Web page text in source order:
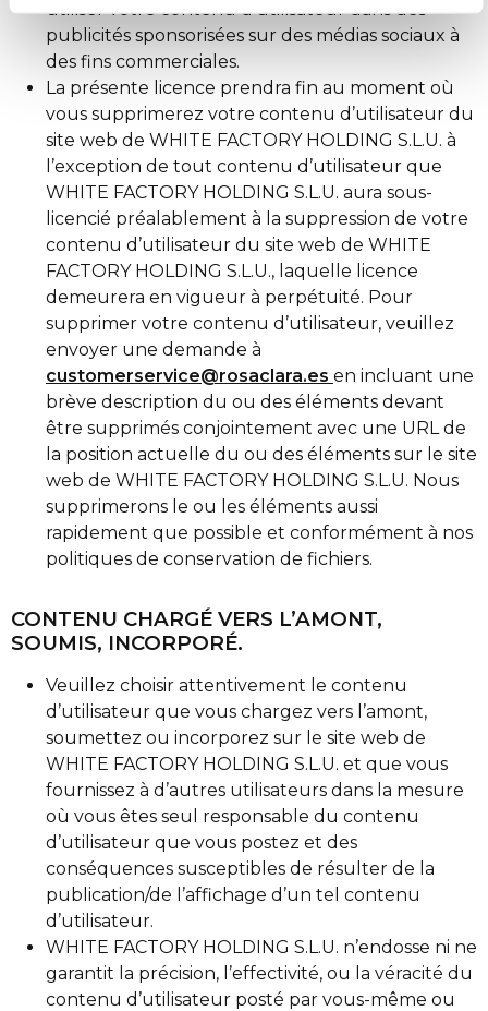
utiliser votre contenu d’utilisateur dans des
publicités sponsorisées sur des médias sociaux à
des fins commerciales.
La présente licence prendra fin au moment où
vous supprimerez votre contenu d’utilisateur du
site web de WHITE FACTORY HOLDING S.L.U. à
l’exception de tout contenu d’utilisateur que
WHITE FACTORY HOLDING S.L.U. aura sous-
licencié préalablement à la suppression de votre
contenu d’utilisateur du site web de WHITE
FACTORY HOLDING S.L.U., laquelle licence
demeurera en vigueur à perpétuité. Pour
supprimer votre contenu d’utilisateur, veuillez
envoyer une demande à
customerservice@rosaclara.es en incluant une
brève description du ou des éléments devant
être supprimés conjointement avec une URL de
la position actuelle du ou des éléments sur le site
web de WHITE FACTORY HOLDING S.L.U. Nous
supprimerons le ou les éléments aussi
rapidement que possible et conformément à nos
politiques de conservation de fichiers.
CONTENU CHARGÉ VERS L’AMONT,
SOUMIS, INCORPORÉ.
Veuillez choisir attentivement le contenu
d’utilisateur que vous chargez vers l’amont,
soumettez ou incorporez sur le site web de
WHITE FACTORY HOLDING S.L.U. et que vous
fournissez à d’autres utilisateurs dans la mesure
où vous êtes seul responsable du contenu
d’utilisateur que vous postez et des
conséquences susceptibles de résulter de la
publication/de l’affichage d’un tel contenu
d’utilisateur.
WHITE FACTORY HOLDING S.L.U. n’endosse ni ne
garantit la précision, l’effectivité, ou la véracité du
contenu d’utilisateur posté par vous-même ou